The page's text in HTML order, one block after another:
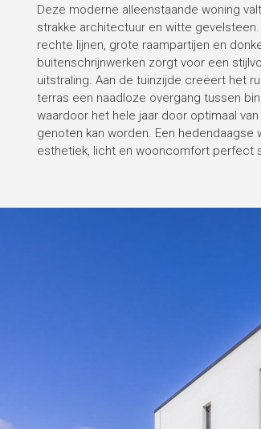
Deze moderne alleenstaande woning
strakke architectuur en witte
rechte lijnen, grote raampartijen en
buitenschrijnwerken zorgt voor een
uitstraling. Aan de tuinzijde creëert het
terras een naadloze overgang tussen
waardoor het hele jaar door optimaal
genoten kan worden. Een hedendaagse
esthetiek, licht en wooncomfort perfect